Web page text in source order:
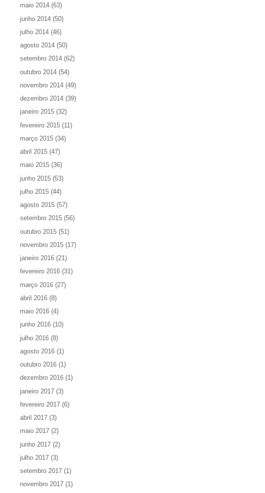
maio 2014 (63)
junho 2014 (50)
julho 2014 (46)
agosto 2014 (50)
setembro 2014 (62)
outubro 2014 (54)
novembro 2014 (49)
dezembro 2014 (39)
janeiro 2015 (32)
fevereiro 2015 (11)
março 2015 (34)
abril 2015 (47)
maio 2015 (36)
junho 2015 (53)
julho 2015 (44)
agosto 2015 (57)
setembro 2015 (56)
outubro 2015 (51)
novembro 2015 (17)
janeiro 2016 (21)
fevereiro 2016 (31)
março 2016 (27)
abril 2016 (8)
maio 2016 (4)
junho 2016 (10)
julho 2016 (8)
agosto 2016 (1)
outubro 2016 (1)
dezembro 2016 (1)
janeiro 2017 (3)
fevereiro 2017 (6)
abril 2017 (3)
maio 2017 (2)
junho 2017 (2)
julho 2017 (3)
setembro 2017 (1)
novembro 2017 (1)